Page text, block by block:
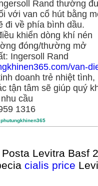
Rand thường
với van cổ hút bằng
đi về phía bình dầu.
khiển dòng khí nén
đóng/thường mở
Ingersoll Rand
van-
doanh trẻ nhiệt
tận tâm sẽ giúp quý
cầu
1316
phutungkhinen365
Levitra Basf
cialis price